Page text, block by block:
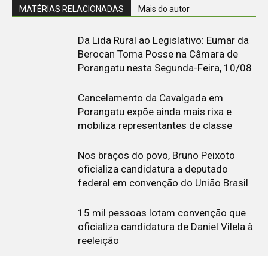
MATÉRIAS RELACIONADAS Mais do autor
Da Lida Rural ao Legislativo: Eumar da
Berocan Toma Posse na Câmara de
Porangatu nesta Segunda-Feira, 10/08
Cancelamento da Cavalgada em
Porangatu expõe ainda mais rixa e
mobiliza representantes de classe
Nos braços do povo, Bruno Peixoto
oficializa candidatura a deputado
federal em convenção do União Brasil
15 mil pessoas lotam convenção que
oficializa candidatura de Daniel Vilela à
reeleição